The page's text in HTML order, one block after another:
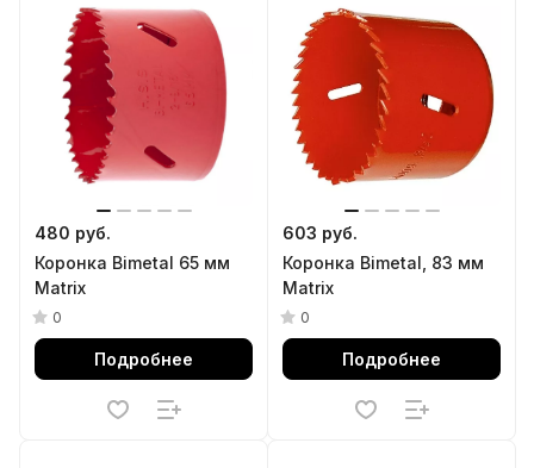
480 руб.
Коронка Bimetal 65 мм
Matrix
0
Подробнее
603 руб.
Коронка Bimetal, 83 мм
Matrix
0
Подробнее